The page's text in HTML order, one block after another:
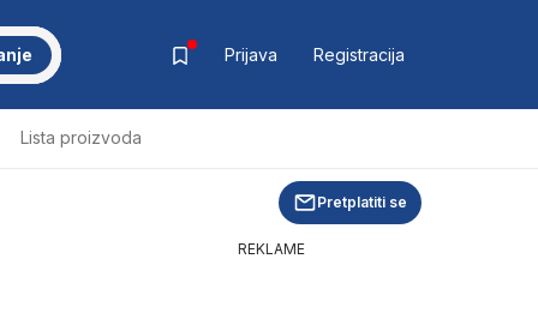
Prijava Registracija
Lista proizvoda
Pretplatiti se
REKLAME